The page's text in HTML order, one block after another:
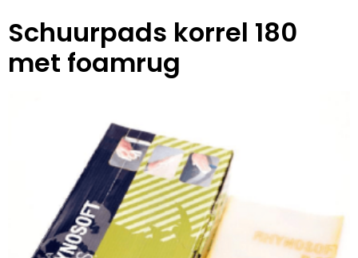
Schuurpads korrel 180
met foamrug